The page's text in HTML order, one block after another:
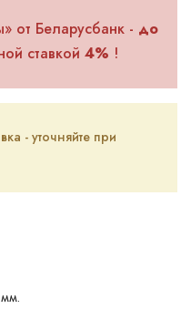
от Беларусбанк - до
ставкой 4% !
- уточняйте при